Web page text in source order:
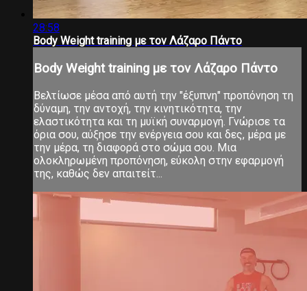
28:58
Body Weight training με τον Λάζαρο Πάντο
Body Weight training με τον Λάζαρο Πάντο
Βελτίωσε μέσα από αυτή την "έξυπνη" προπόνηση τη
δύναμη, την αντοχή, την κινητικότητα, την
ελαστικότητα και τη μυϊκή συναρμογή. Γνώρισε τα
όρια σου, αύξησε την ενέργεια σου και δες, μέρα με
την μέρα, τη διαφορά στο σώμα σου. Μια
ολοκληρωμένη προπόνηση, εύκολη στην εφαρμογή
της, καθώς δεν απαιτείτ...